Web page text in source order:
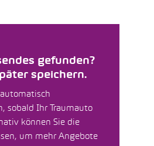
gefunden?
speichern.
automatisch
sobald Ihr Traumauto
können Sie die
um mehr Angebote